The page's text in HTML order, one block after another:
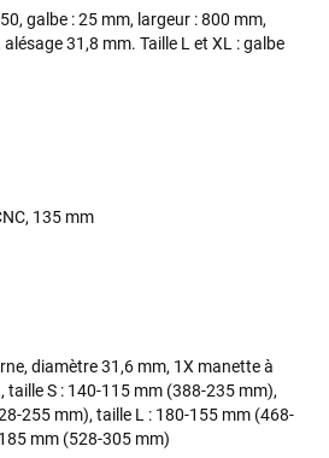
galbe : 25 mm, largeur : 800 mm,
31,8 mm. Taille L et XL : galbe
135 mm
diamètre 31,6 mm, 1X manette à
S : 140-115 mm (388-235 mm),
255 mm), taille L : 180-155 mm (468-
mm (528-305 mm)